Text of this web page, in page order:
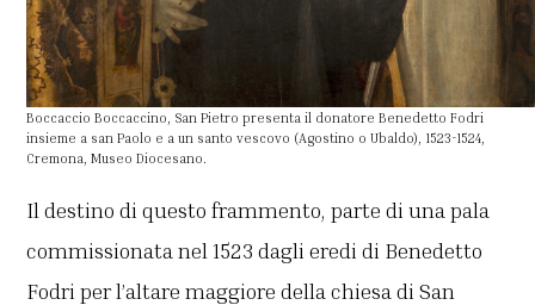
Boccaccio Boccaccino, San Pietro presenta il donatore Benedetto Fodri
insieme a san Paolo e a un santo vescovo (Agostino o Ubaldo), 1523-1524,
Cremona, Museo Diocesano.
Il destino di questo frammento, parte di una pala
commissionata nel 1523 dagli eredi di Benedetto
Fodri per l’altare maggiore della chiesa di San